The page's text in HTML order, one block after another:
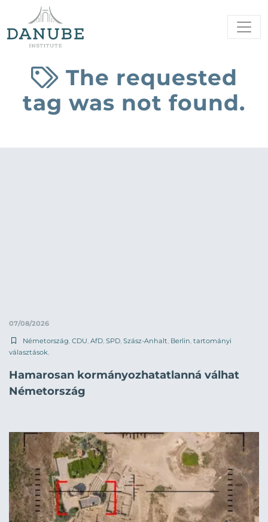
The requested
tag was not found.
07/08/2026
Németország CDU AfD SPD Szász-Anhalt Berlin tartományi
választások
Hamarosan kormányozhatatlanná válhat
Németország